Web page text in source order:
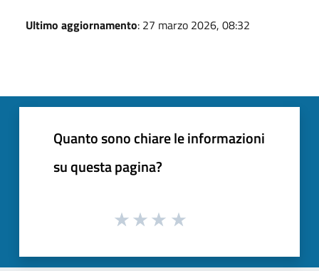
Ultimo aggiornamento: 27 marzo 2026, 08:32
Quanto sono chiare le informazioni
su questa pagina?